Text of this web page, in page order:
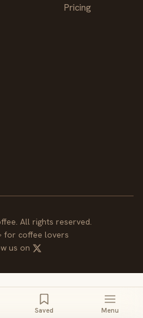
Pricing
All rights reserved.
for coffee lovers
us on
Saved Menu